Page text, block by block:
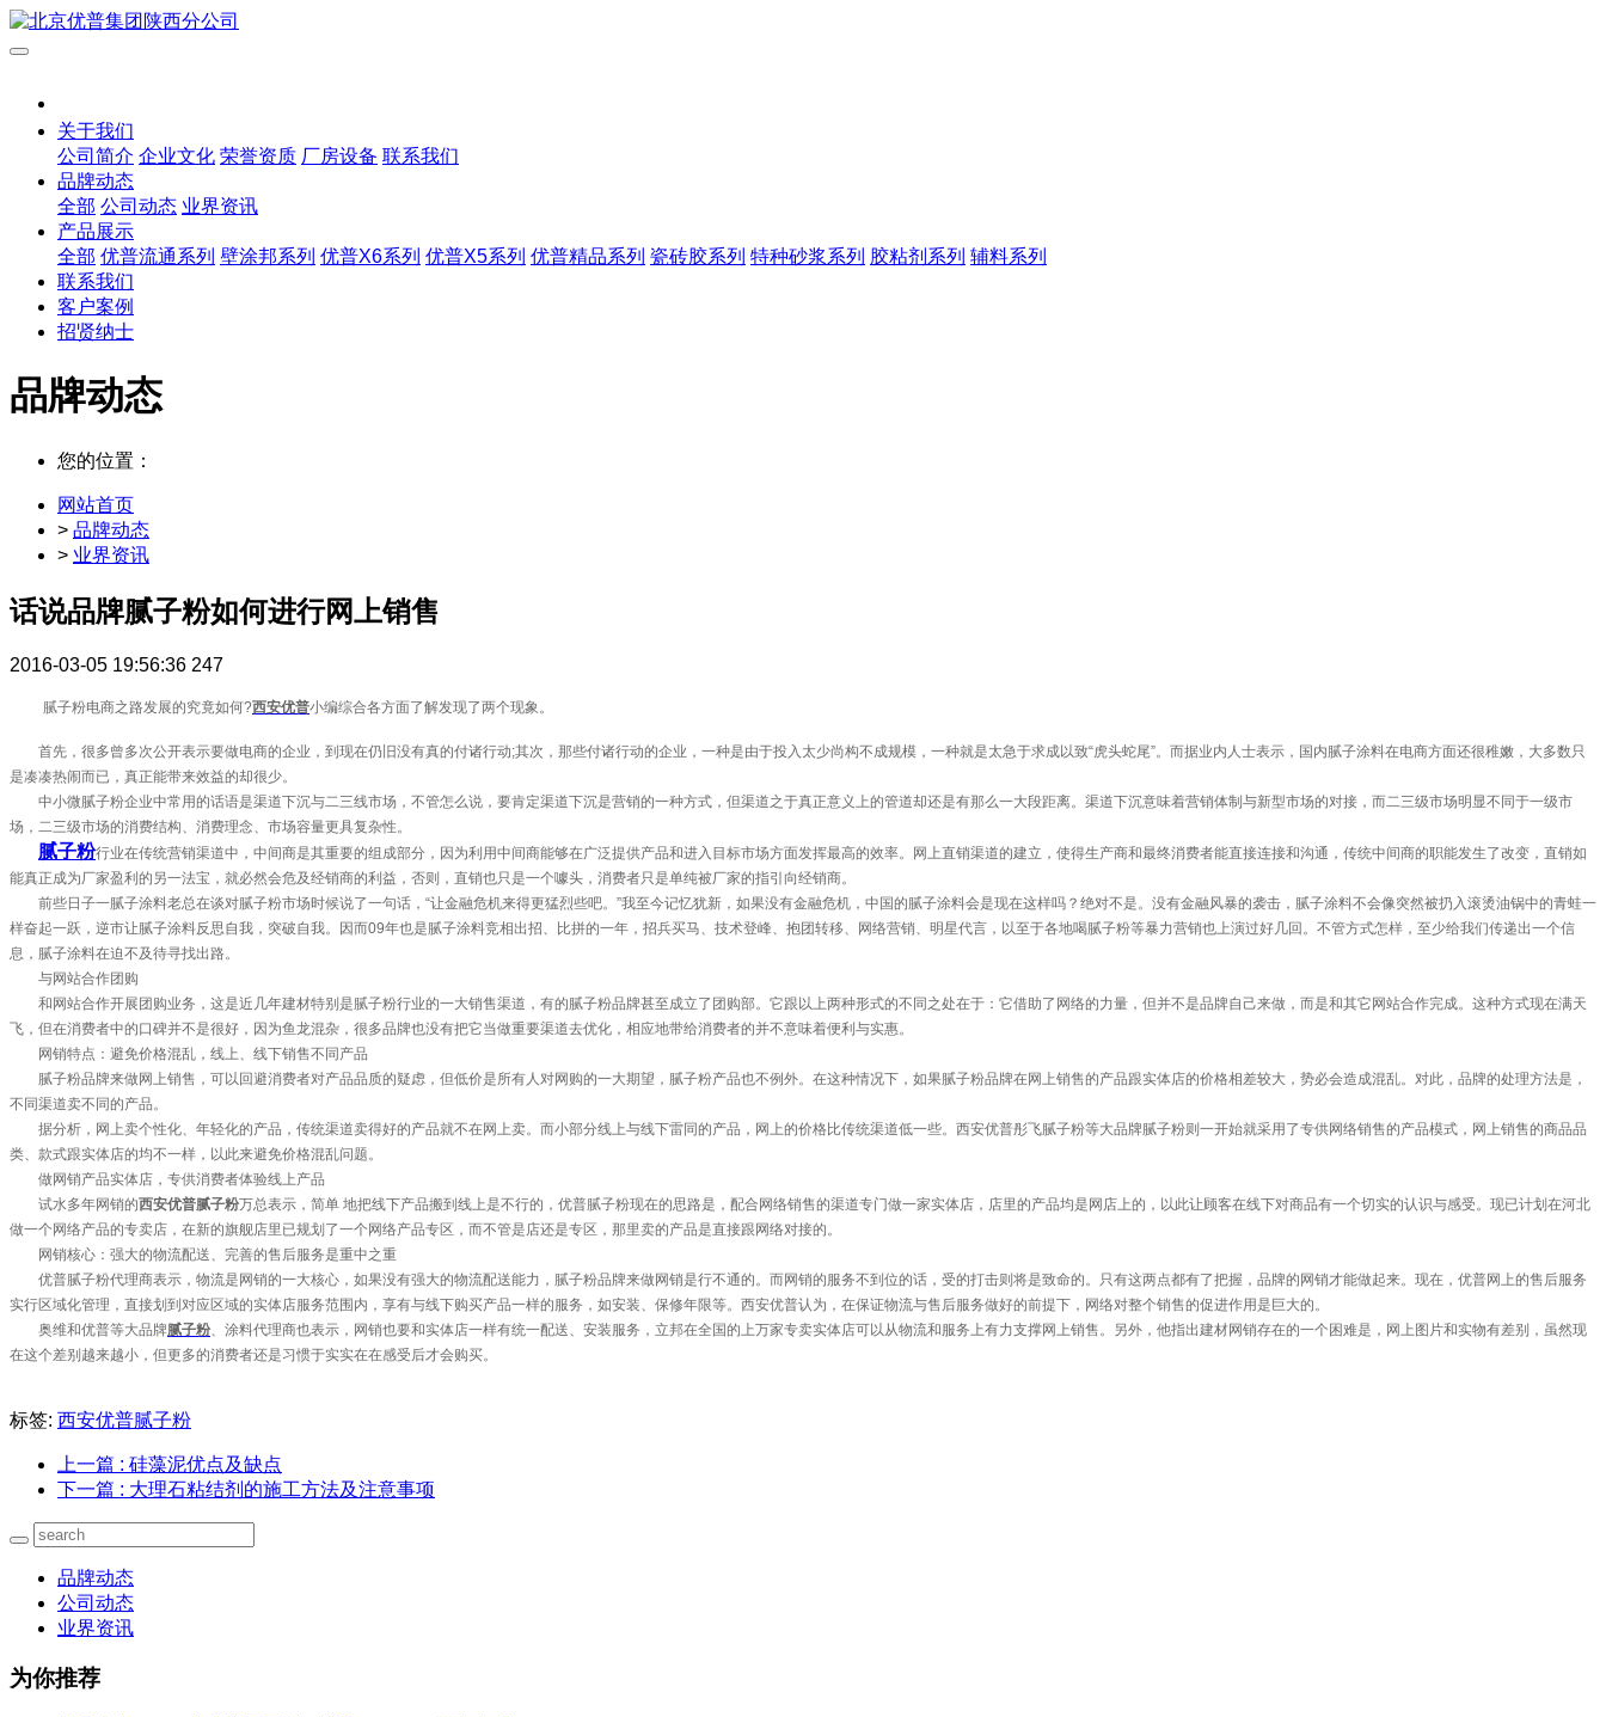
关于我们
公司简介 企业文化 荣誉资质 厂房设备 联系我们
品牌动态
全部 公司动态 业界资讯
产品展示
全部 优普流通系列 壁涂邦系列 优普X6系列 优普X5系列 优普精品系列 瓷砖胶系列 特种砂浆系列 胶粘剂系列 辅料系列
联系我们
客户案例
招贤纳士
品牌动态
您的位置：
网站首页
> 品牌动态
> 业界资讯
话说品牌腻子粉如何进行网上销售
2016-03-05 19:56:36 247
腻子粉电商之路发展的究竟如何?西安优普小编综合各方面了解发现了两个现象。
首先，很多曾多次公开表示要做电商的企业，到现在仍旧没有真的付诸行动;其次，那些付诸行动的企业，一种是由于投入太少尚构不成规模，一种就是太急于求成以致“虎头蛇尾”。而据业内人士表示，国内腻子涂料在电商方面还很稚嫩，大多数只
是凑凑热闹而已，真正能带来效益的却很少。
中小微腻子粉企业中常用的话语是渠道下沉与二三线市场，不管怎么说，要肯定渠道下沉是营销的一种方式，但渠道之于真正意义上的管道却还是有那么一大段距离。渠道下沉意味着营销体制与新型市场的对接，而二三级市场明显不同于一级市
场，二三级市场的消费结构、消费理念、市场容量更具复杂性。
腻子粉行业在传统营销渠道中，中间商是其重要的组成部分，因为利用中间商能够在广泛提供产品和进入目标市场方面发挥最高的效率。网上直销渠道的建立，使得生产商和最终消费者能直接连接和沟通，传统中间商的职能发生了改变，直销如
能真正成为厂家盈利的另一法宝，就必然会危及经销商的利益，否则，直销也只是一个噱头，消费者只是单纯被厂家的指引向经销商。
前些日子一腻子涂料老总在谈对腻子粉市场时候说了一句话，“让金融危机来得更猛烈些吧。”我至今记忆犹新，如果没有金融危机，中国的腻子涂料会是现在这样吗？绝对不是。没有金融风暴的袭击，腻子涂料不会像突然被扔入滚烫油锅中的青蛙一
样奋起一跃，逆市让腻子涂料反思自我，突破自我。因而09年也是腻子涂料竞相出招、比拼的一年，招兵买马、技术登峰、抱团转移、网络营销、明星代言，以至于各地喝腻子粉等暴力营销也上演过好几回。不管方式怎样，至少给我们传递出一个信
息，腻子涂料在迫不及待寻找出路。
与网站合作团购
和网站合作开展团购业务，这是近几年建材特别是腻子粉行业的一大销售渠道，有的腻子粉品牌甚至成立了团购部。它跟以上两种形式的不同之处在于：它借助了网络的力量，但并不是品牌自己来做，而是和其它网站合作完成。这种方式现在满天
飞，但在消费者中的口碑并不是很好，因为鱼龙混杂，很多品牌也没有把它当做重要渠道去优化，相应地带给消费者的并不意味着便利与实惠。
网销特点：避免价格混乱，线上、线下销售不同产品
腻子粉品牌来做网上销售，可以回避消费者对产品品质的疑虑，但低价是所有人对网购的一大期望，腻子粉产品也不例外。在这种情况下，如果腻子粉品牌在网上销售的产品跟实体店的价格相差较大，势必会造成混乱。对此，品牌的处理方法是，
不同渠道卖不同的产品。
据分析，网上卖个性化、年轻化的产品，传统渠道卖得好的产品就不在网上卖。而小部分线上与线下雷同的产品，网上的价格比传统渠道低一些。西安优普彤飞腻子粉等大品牌腻子粉则一开始就采用了专供网络销售的产品模式，网上销售的商品品
类、款式跟实体店的均不一样，以此来避免价格混乱问题。
做网销产品实体店，专供消费者体验线上产品
试水多年网销的西安优普腻子粉万总表示，简单 地把线下产品搬到线上是不行的，优普腻子粉现在的思路是，配合网络销售的渠道专门做一家实体店，店里的产品均是网店上的，以此让顾客在线下对商品有一个切实的认识与感受。现已计划在河北
做一个网络产品的专卖店，在新的旗舰店里已规划了一个网络产品专区，而不管是店还是专区，那里卖的产品是直接跟网络对接的。
网销核心：强大的物流配送、完善的售后服务是重中之重
优普腻子粉代理商表示，物流是网销的一大核心，如果没有强大的物流配送能力，腻子粉品牌来做网销是行不通的。而网销的服务不到位的话，受的打击则将是致命的。只有这两点都有了把握，品牌的网销才能做起来。现在，优普网上的售后服务
实行区域化管理，直接划到对应区域的实体店服务范围内，享有与线下购买产品一样的服务，如安装、保修年限等。西安优普认为，在保证物流与售后服务做好的前提下，网络对整个销售的促进作用是巨大的。
奥维和优普等大品牌腻子粉 、涂料代理商也表示，网销也要和实体店一样有统一配送、安装服务，立邦在全国的上万家专卖实体店可以从物流和服务上有力支撑网上销售。另外，他指出建材网销存在的一个困难是，网上图片和实物有差别，虽然现
在这个差别越来越小，但更多的消费者还是习惯于实实在在感受后才会购买。
标签: 西安优普腻子粉
上一篇 : 硅藻泥优点及缺点
下一篇 : 大理石粘结剂的施工方法及注意事项
品牌动态
公司动态
业界资讯
为你推荐